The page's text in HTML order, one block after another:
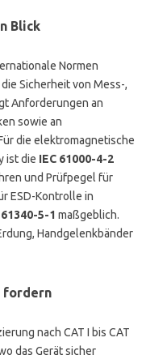
Blick
Normen
Sicherheit von Mess-,
Anforderungen an
sowie an
die elektromagnetische
ist die IEC 61000-4-2
und Prüfpegel für
ESD-Kontrolle in
61340-5-1 maßgeblich.
Handgelenkbänder
fordern
nach CAT I bis CAT
das Gerät sicher